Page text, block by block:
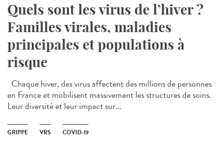
Quels sont les virus de l’hiver ?
Familles virales, maladies
principales et populations à
risque
Chaque hiver, des virus affectent des millions de personnes
en France et mobilisent massivement les structures de soins.
Leur diversité et leur impact sur...
GRIPPE VRS COVID-19